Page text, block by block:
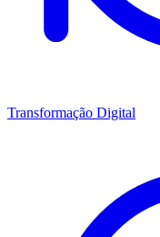
Transformação Digital